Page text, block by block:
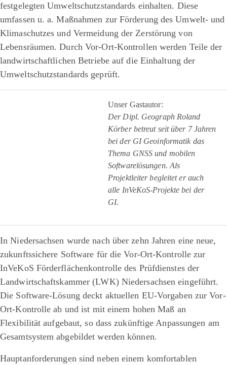
festgelegten Umweltschutzstandards einhalten. Diese
umfassen u. a. Maßnahmen zur Förderung des Umwelt- und
Klimaschutzes und Vermeidung der Zerstörung von
Lebensräumen. Durch Vor-Ort-Kontrollen werden Teile der
landwirtschaftlichen Betriebe auf die Einhaltung der
Umweltschutzstandards geprüft.
Unser Gastautor:
Der Dipl. Geograph Roland
Körber betreut seit über 7 Jahren
bei der GI Geoinformatik das
Thema GNSS und mobilen
Softwarelösungen. Als
Projektleiter begleitet er auch
alle InVeKoS-Projekte bei der
GI.
In Niedersachsen wurde nach über zehn Jahren eine neue,
zukunftssichere Software für die Vor-Ort-Kontrolle zur
InVeKoS Förderflächenkontrolle des Prüfdienstes der
Landwirtschaftskammer (LWK) Niedersachsen eingeführt.
Die Software-Lösung deckt aktuellen EU-Vorgaben zur Vor-
Ort-Kontrolle ab und ist mit einem hohen Maß an
Flexibilität aufgebaut, so dass zukünftige Anpassungen am
Gesamtsystem abgebildet werden können.
Hauptanforderungen sind neben einem komfortablen